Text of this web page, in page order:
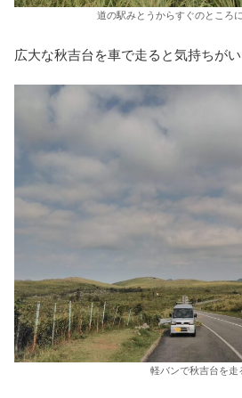
道の駅みとうからすぐのところ
広大な秋吉台を車で走ると気持ちがい
軽バンで秋吉台を走